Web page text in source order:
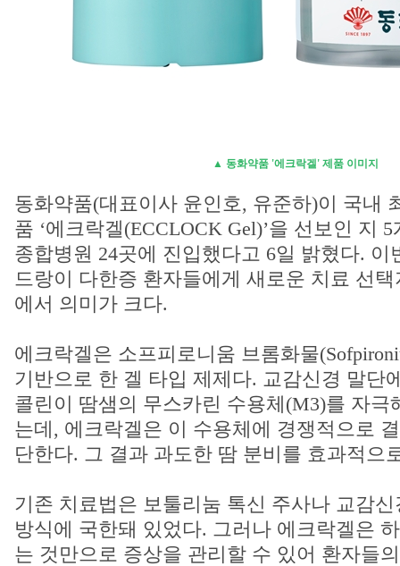
▲ 동화약품 '에크락겔' 제품 이미지
동화약품(대표이사 윤인호, 유준하)이 국내
품 ‘에크락겔(ECCLOCK Gel)’을 선보인 지
종합병원 24곳에 진입했다고 6일 밝혔다. 이
드랑이 다한증 환자들에게 새로운 치료 선
에서 의미가 크다.
에크락겔은 소프피로니움 브롬화물
기반으로 한 겔 타입 제제다. 교감신경 말단
콜린이 땀샘의 무스카린 수용체(M3)를 자극
는데, 에크락겔은 이 수용체에 경쟁적으로
단한다. 그 결과 과도한 땀 분비를 효과적으
기존 치료법은 보툴리눔 톡신 주사나 교감
방식에 국한돼 있었다. 그러나 에크락겔은
는 것만으로 증상을 관리할 수 있어 환자들